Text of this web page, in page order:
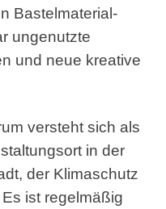
Bastelmaterial-
ungenutzte
und neue kreative
versteht sich als
in der
der Klimaschutz
ist regelmäßig